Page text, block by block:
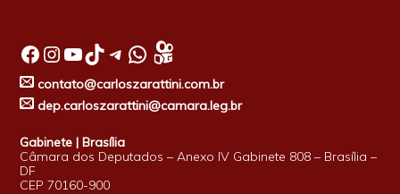
Facebook InstagramYoutube TikTok Telegram WhatsApp
contato@carloszarattini.com.br
dep.carloszarattini@camara.leg.br
Gabinete | Brasília
Câmara dos Deputados – Anexo IV Gabinete 808 – Brasília –
DF
CEP 70160-900